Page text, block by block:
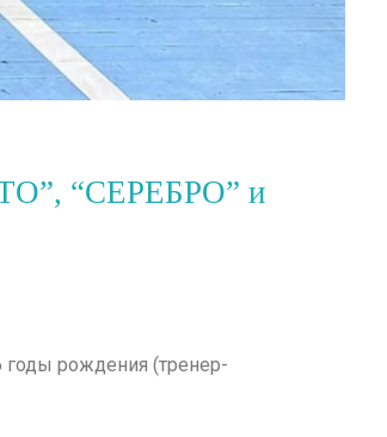
“СЕРЕБРО” и
годы рождения (тренер-